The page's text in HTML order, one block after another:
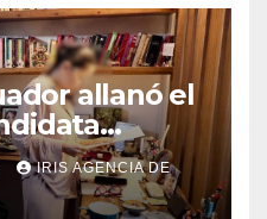
allanó el
al caso
IRIS AGENCIA DE